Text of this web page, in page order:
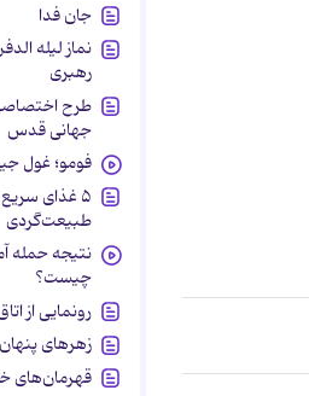
جان فدا
نماز لیله
رهبری
طرح
جهانی قدس
فومو؛ غول
۵ غذای
طبیعت‌گردی
نتیجه حمله
چیست؟
رونمایی از
زهرهای
قهرمان‌های